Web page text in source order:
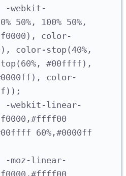
-webkit-
0% 50% , 100% 50% ,
), color-
), color-stop(40% ,
, #00ffff
0000ff ), color-
));
-webkit-linear-
,#ffff00
00ffff 60% ,#0000ff
-moz-linear-
,#ffff00